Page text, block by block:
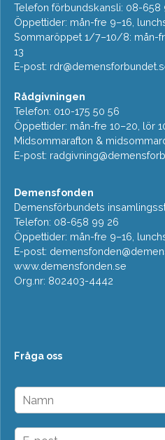
Telefon förbundskansli: 08-658
Öppettider: mån-fre 9–16,
Sommaröppet 1/7–10/8: mån-
13
E-post:
Rådgivningen
Telefon: 010-175 50 56
Öppettider: mån-fre 10–20, lör
Midsommarafton &
E-post:
Demensfonden
Demensförbundets
Telefon: 08-658 99 26
Öppettider: mån-fre 9–16,
E-post:
www.demensfonden.se
Org.nr: 802403-4442
Fråga oss
N
m
n
E